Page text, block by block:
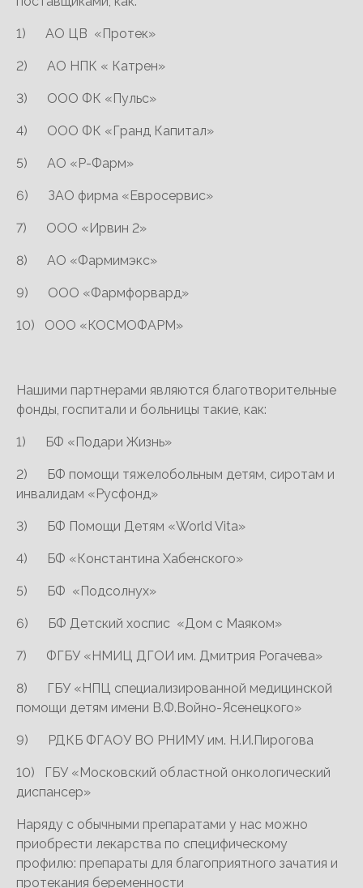
1) АО ЦВ «Протек»
2) АО НПК « Катрен»
3) ООО ФК «Пульс»
4) ООО ФК «Гранд Капитал»
5) АО «Р-Фарм»
6) ЗАО фирма «Евросервис»
7) ООО «Ирвин 2»
8) АО «Фармимэкс»
9) ООО «Фармфорвард»
10) ООО «КОСМОФАРМ»
Нашими партнерами являются благотворительные
фонды, госпитали и больницы такие, как:
1) БФ «Подари Жизнь»
2) БФ помощи тяжелобольным детям, сиротам и
инвалидам «Русфонд»
3) БФ Помощи Детям «World Vita»
4) БФ «Константина Хабенского»
5) БФ «Подсолнух»
6) БФ Детский хоспис «Дом с Маяком»
7) ФГБУ «НМИЦ ДГОИ им. Дмитрия Рогачева»
8) ГБУ «НПЦ специализированной медицинской
помощи детям имени В.Ф.Войно-Ясенецкого»
9) РДКБ ФГАОУ ВО РНИМУ им. Н.И.Пирогова
10) ГБУ «Московский областной онкологический
диспансер»
Наряду с обычными препаратами у нас можно
приобрести лекарства по специфическому
профилю: препараты для благоприятного зачатия и
протекания беременности